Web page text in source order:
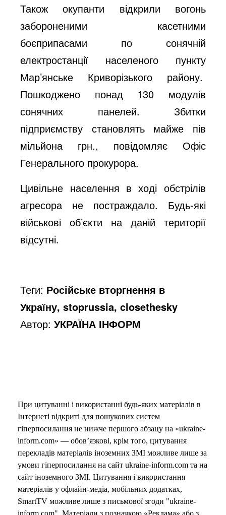
Також окупанти відкрили вогонь
забороненими касетними
боєприпасами по сонячній
електростанції населеного пункту
Мар’янське Криворізького району.
Пошкоджено понад 130 модулів
сонячних панелей. Збитки
підприємству становлять майже пів
мільйона грн., повідомляє Офіс
Генерального прокурора.
Цивільне населення в ході обстрілів
агресора не постраждало. Будь-які
військові об’єкти на даній території
відсутні.
Теги: Російське вторгнення в
Україну, stoprussia, closethesky
Автор:УКРАЇНА ІНФОРМ
При цитуванні і використанні будь-яких матеріалів в
Інтернеті відкриті для пошукових систем
гіперпосилання не нижче першого абзацу на «ukraine-
inform.com» — обов’язкові, крім того, цитування
перекладів матеріалів іноземних ЗМІ можливе лише за
умови гіперпосилання на сайт ukraine-inform.com та на
сайт іноземного ЗМІ. Цитування і використання
матеріалів у офлайн-медіа, мобільних додатках,
SmartTV можливе лише з письмової згоди "ukraine-
inform.com". Матеріали з позначкою «Реклама» або з